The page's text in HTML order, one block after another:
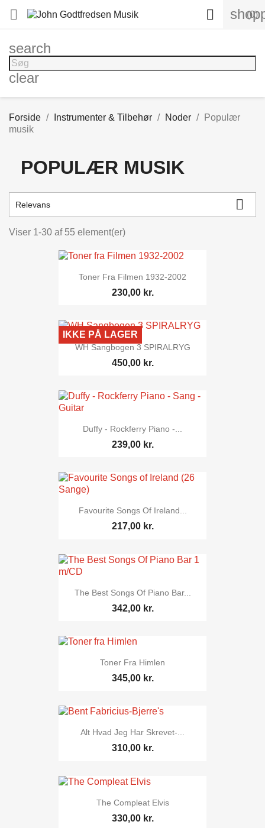
 (0)

search
clear
Forside Instrumenter & Tilbehør Noder
Populær
musik
POPULÆR MUSIK
Relevans 
Viser 1-30 af 55 element(er)
Toner Fra Filmen 1932-2002
230,00 kr.
WH Sangbogen 3 SPIRALRYG
450,00 kr.
IKKE PÅ LAGER
Duffy - Rockferry Piano -...
239,00 kr.
Favourite Songs Of Ireland...
217,00 kr.
The Best Songs Of Piano Bar...
342,00 kr.
Toner Fra Himlen
345,00 kr.
Alt Hvad Jeg Har Skrevet-...
310,00 kr.
The Compleat Elvis
330,00 kr.